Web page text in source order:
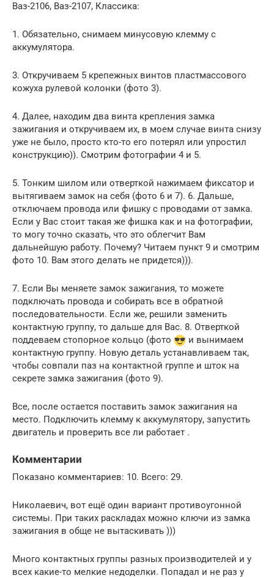
Ваз-2106, Ваз-2107, Классика:
1. Обязательно, снимаем минусовую клемму с
аккумулятора.
3. Откручиваем 5 крепежных винтов пластмассового
кожуха рулевой колонки (фото 3).
4. Далее, находим два винта крепления замка
зажигания и откручиваем их, в моем случае винта снизу
уже не было, просто кто-то его потерял или упростил
конструкцию)). Смотрим фотографии 4 и 5.
5. Тонким шилом или отверткой нажимаем фиксатор и
вытягиваем замок на себя (фото 6 и 7). 6. Дальше,
отключаем провода или фишку с проводами от замка.
Если у Вас стоит такая же фишка как и на фотографии,
то могу точно сказать, что это облегчит Вам
дальнейшую работу. Почему? Читаем пункт 9 и смотрим
фото 10. Вам этого делать не придется))).
7. Если Вы меняете замок зажигания, то можете
подключать провода и собирать все в обратной
последовательности. Если же, решили заменить
контактную группу, то дальше для Вас. 8. Отверткой
поддеваем стопорное кольцо (фото
и вынимаем
контактную группу. Новую деталь устанавливаем так,
чтобы совпали паз на контактной группе и шток на
секрете замка зажигания (фото 9).
Все, после остается поставить замок зажигания на
место. Подключить клемму к аккумулятору, запустить
двигатель и проверить все ли работает .
Комментарии
Показано комментариев: 10. Всего: 29.
Николаевич, вот ещё один вариант противоугонной
системы. При таких раскладах можно ключи из замка
зажигания в обще не вытаскивать )))
Много контактных группы разных производителей и у
всех какие-то мелкие недоделки. Попадал и не раз у